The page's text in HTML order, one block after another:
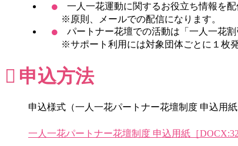
一人一花運動に関するお役立ち情報を
※原則、メールでの配信になります。
パートナー花壇での活動は「一人一花
※サポート利用には対象団体ごとに１枚
申込方法
申込様式（一人一花パートナー花壇制度 申込用
一人一花パートナー花壇制度 申込用紙［